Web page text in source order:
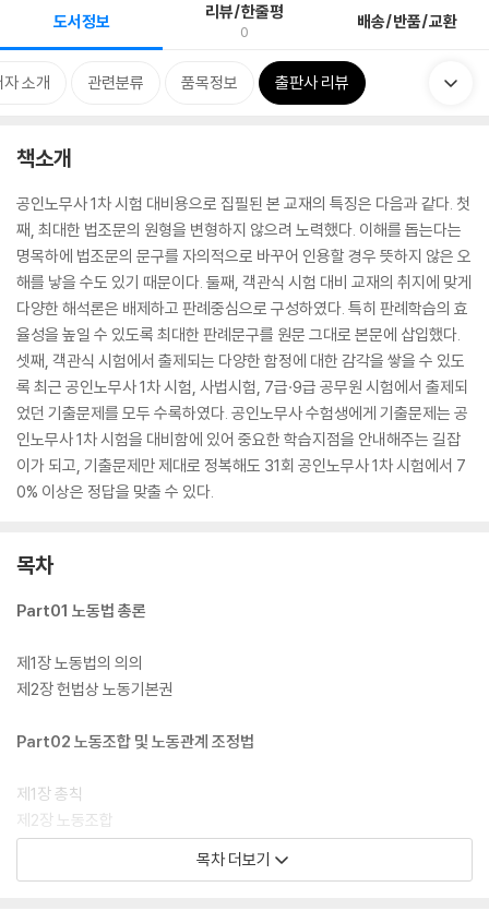
도서정보 리뷰/한줄평
0 배송/반품/교환
자 소개 관련분류 품목정보 출판사 리뷰
책소개
공인노무사 1차 시험 대비용으로 집필된 본 교재의 특징은 다음과 같다. 첫
째, 최대한 법조문의 원형을 변형하지 않으려 노력했다. 이해를 돕는다는
명목하에 법조문의 문구를 자의적으로 바꾸어 인용할 경우 뜻하지 않은 오
해를 낳을 수도 있기 때문이다. 둘째, 객관식 시험 대비 교재의 취지에 맞게
다양한 해석론은 배제하고 판례중심으로 구성하였다. 특히 판례학습의 효
율성을 높일 수 있도록 최대한 판례문구를 원문 그대로 본문에 삽입했다.
셋째, 객관식 시험에서 출제되는 다양한 함정에 대한 감각을 쌓을 수 있도
록 최근 공인노무사 1차 시험, 사법시험, 7급·9급 공무원 시험에서 출제되
었던 기출문제를 모두 수록하였다. 공인노무사 수험생에게 기출문제는 공
인노무사 1차 시험을 대비함에 있어 중요한 학습지점을 안내해주는 길잡
이가 되고, 기출문제만 제대로 정복해도 31회 공인노무사 1차 시험에서 7
0% 이상은 정답을 맞출 수 있다.
목차
Part01 노동법 총론
제1장 노동법의 의의
제2장 헌법상 노동기본권
Part02 노동조합 및 노동관계 조정법
제1장 총칙
제2장 노동조합
제3장 단체교섭
목차 더보기